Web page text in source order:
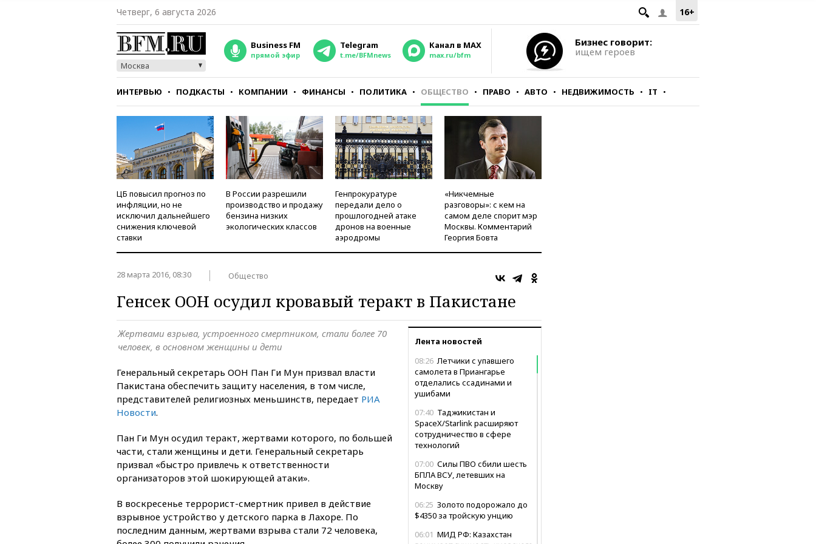
16+
Четверг, 6 августа 2026
Москва
Business FM
прямой эфир
Telegram
t.me/BFMnews
Канал в MAX
max.ru/bfm
Бизнес говорит:
ищем героев
ИНТЕРВЬЮ ПОДКАСТЫ КОМПАНИИ ФИНАНСЫ ПОЛИТИКА ОБЩЕСТВО ПРАВО АВТО НЕДВИЖИМОСТЬ IT
СТИЛЬ ТЕСТЫ
ЦБ повысил прогноз по
инфляции, но не
исключил дальнейшего
снижения ключевой
ставки
В России разрешили
производство и продажу
бензина низких
экологических классов
Генпрокуратуре
передали дело о
прошлогодней атаке
дронов на военные
аэродромы
«Никчемные
разговоры»: с кем на
самом деле спорит мэр
Москвы. Комментарий
Георгия Бовта
28 марта 2016, 08:30 Общество
Генсек ООН осудил кровавый теракт в Пакистане
Лента новостей
08:26 Летчики с упавшего
самолета в Приангарье
отделались ссадинами и
ушибами
07:40 Таджикистан и
SpaceX/Starlink расширяют
сотрудничество в сфере
технологий
07:00 Силы ПВО сбили шесть
БПЛА ВСУ, летевших на
Москву
06:25 Золото подорожало до
$4350 за тройскую унцию
06:01 МИД РФ: Казахстан
Жертвами взрыва, устроенного смертником, стали более 70
человек, в основном женщины и дети
Генеральный секретарь ООН Пан Ги Мун призвал власти
Пакистана обеспечить защиту населения, в том числе,
представителей религиозных меньшинств, передает РИА
Новости.
Пан Ги Мун осудил теракт, жертвами которого, по большей
части, стали женщины и дети. Генеральный секретарь
призвал «быстро привлечь к ответственности
организаторов этой шокирующей атаки».
В воскресенье террорист-смертник привел в действие
взрывное устройство у детского парка в Лахоре. По
последним данным, жертвами взрыва стали 72 человека,